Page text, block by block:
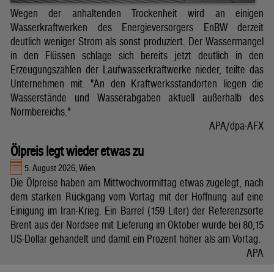
Wegen der anhaltenden Trockenheit wird an einigen
Wasserkraftwerken des Energieversorgers EnBW derzeit
deutlich weniger Strom als sonst produziert. Der Wassermangel
in den Flüssen schlage sich bereits jetzt deutlich in den
Erzeugungszahlen der Laufwasserkraftwerke nieder, teilte das
Unternehmen mit. "An den Kraftwerksstandorten liegen die
Wasserstände und Wasserabgaben aktuell außerhalb des
Normbereichs."
APA/dpa-AFX
Ölpreis legt wieder etwas zu
5. August 2026, Wien
Die Ölpreise haben am Mittwochvormittag etwas zugelegt, nach
dem starken Rückgang vom Vortag mit der Hoffnung auf eine
Einigung im Iran-Krieg. Ein Barrel (159 Liter) der Referenzsorte
Brent aus der Nordsee mit Lieferung im Oktober wurde bei 80,15
US-Dollar gehandelt und damit ein Prozent höher als am Vortag.
APA